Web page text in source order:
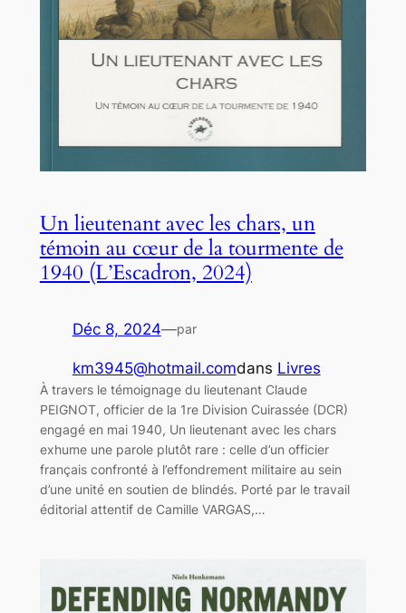
Un lieutenant avec les chars, un
témoin au cœur de la tourmente de
1940 (L’Escadron, 2024)
Déc 8, 2024—par
km3945@hotmail.comdans Livres
À travers le témoignage du lieutenant Claude
PEIGNOT, officier de la 1re Division Cuirassée (DCR)
engagé en mai 1940, Un lieutenant avec les chars
exhume une parole plutôt rare : celle d’un officier
français confronté à l’effondrement militaire au sein
d’une unité en soutien de blindés. Porté par le travail
éditorial attentif de Camille VARGAS,…